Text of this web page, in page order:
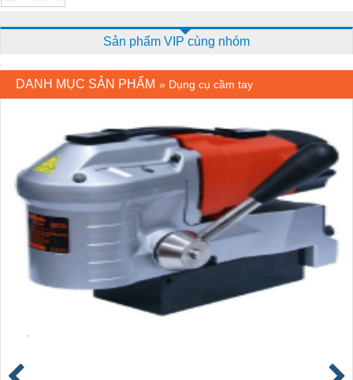
Sản phẩm VIP cùng nhóm
DANH MỤC SẢN PHẨM » Dụng cụ cầm tay